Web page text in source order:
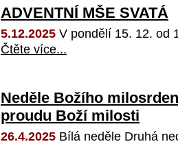
ADVENTNÍ MŠE SVATÁ
5.12.2025 V pondělí 15. 12. od
Čtěte více...
Neděle Božího
proudu Boží milosti
26.4.2025 Bílá neděle Druhá